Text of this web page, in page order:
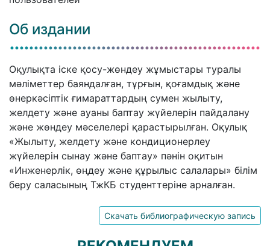
Об издании
Оқулықта іске қосу-жөндеу жұмыстары туралы
мәліметтер баяндалған, тұрғын, қоғамдық және
өнеркәсіптік ғимараттардың сумен жылыту,
желдету және ауаны баптау жүйелерін пайдалану
және жөндеу мәселелері қарастырылған. Оқулық
«Жылыту, желдету және кондиционерлеу
жүйелерін сынау және баптау» пәнін оқитын
«Инженерлік, өңдеу және құрылыс салалары» білім
беру саласының ТжКБ студенттеріне арналған.
Скачать библиографическую запись